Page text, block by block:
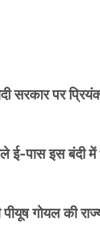
सरकार पर
ई-पास इस बंदी में
गोयल की